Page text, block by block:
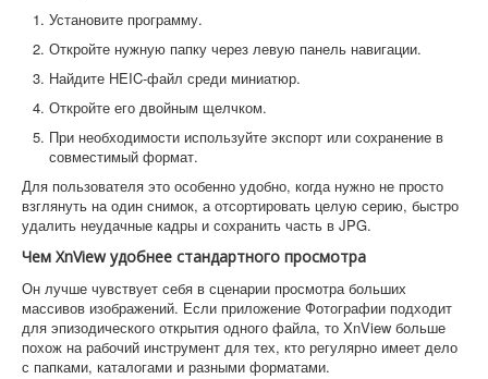
Установите программу.
Откройте нужную папку через левую панель навигации.
Найдите HEIC-файл среди миниатюр.
Откройте его двойным щелчком.
При необходимости используйте экспорт или сохранение в
совместимый формат.
Для пользователя это особенно удобно, когда нужно не просто
взглянуть на один снимок, а отсортировать целую серию, быстро
удалить неудачные кадры и сохранить часть в JPG.
Чем XnView удобнее стандартного просмотра
Он лучше чувствует себя в сценарии просмотра больших
массивов изображений. Если приложение Фотографии подходит
для эпизодического открытия одного файла, то XnView больше
похож на рабочий инструмент для тех, кто регулярно имеет дело
с папками, каталогами и разными форматами.